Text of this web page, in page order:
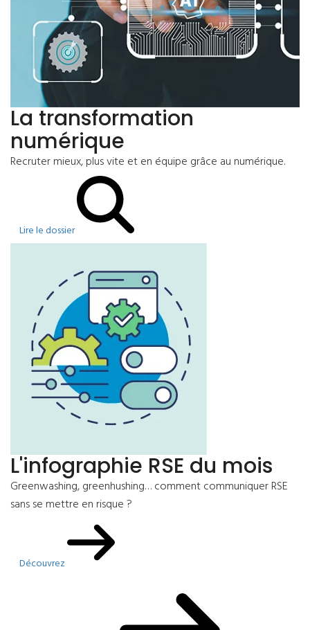
La transformation
numérique
Recruter mieux, plus vite et en équipe grâce au numérique.
Lire le dossier
L'infographie RSE du mois
Greenwashing, greenhushing… comment communiquer RSE
sans se mettre en risque ?
Découvrez